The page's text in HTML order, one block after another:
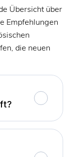
Übersicht über
Empfehlungen
die neuen